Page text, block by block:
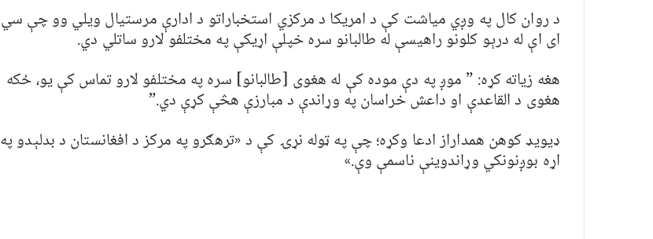
د روان کال په وږي میاشت کې د امریکا د مرکزي استخباراتو د ادارې مرستیال ویلي وو چې سي
ای اې له درېو کلونو راهیسې له طالبانو سره خپلې اړیکې په مختلفو لارو ساتلي دي.
هغه زیاته کړه: ” موږ په دې موده کې له هغوی [طالبانو] سره په مختلفو لارو تماس کې یو، ځکه
هغوی د القاعدې او داعش خراسان په وړاندې د مبارزې هڅې کړې دي.”
ډیویډ کوهن همداراز ادعا وکړه؛ چې په ټوله نړۍ کې د «ترهګرو په مرکز د افغانستان د بدلېدو په
اړه بوږنونکي وړاندوینې ناسمې وې.»